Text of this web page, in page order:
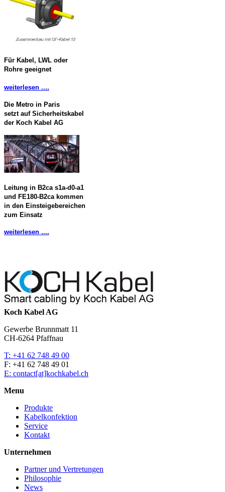
Für Kabel, LWL oder
Rohre geeignet
weiterlesen ....
Die Metro in Paris
setzt auf Sicherheitskabel
der Koch Kabel AG
Leitung in B2ca s1a-d0-a1
und FE180-B2ca kommen
in den Einsteigebereichen
zum Einsatz
weiterlesen ....
Koch Kabel AG
Gewerbe Brunnmatt 11
CH-6264 Pfaffnau
T: +41 62 748 49 00
F: +41 62 748 49 01
E: contact[at]kochkabel.ch
Menu
Produkte
Kabelkonfektion
Service
Kontakt
Unternehmen
Partner und Vertretungen
Philosophie
News